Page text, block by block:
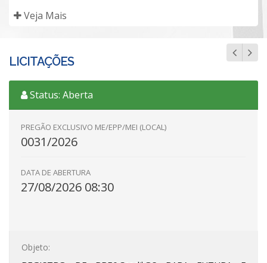
Veja Mais
LICITAÇÕES
Status: Aberta
PREGÃO EXCLUSIVO ME/EPP/MEI (LOCAL)
0031/2026
DATA DE ABERTURA
27/08/2026 08:30
Objeto: